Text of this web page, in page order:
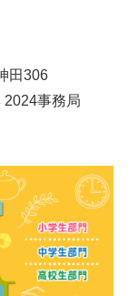
田306
2024事務局